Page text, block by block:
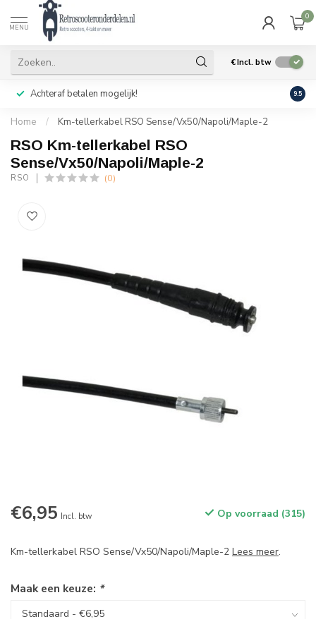
MENU
0
€Incl. btw
Achteraf betalen mogelijk! Geen
9.5
Home / Km-tellerkabel RSO Sense/Vx50/Napoli/Maple-2
RSO Km-tellerkabel RSO
Sense/Vx50/Napoli/Maple-2
RSO (0)
€6,95 Incl. btw Op voorraad (315)
Km-tellerkabel RSO Sense/Vx50/Napoli/Maple-2 Lees meer.
Maak een keuze: *